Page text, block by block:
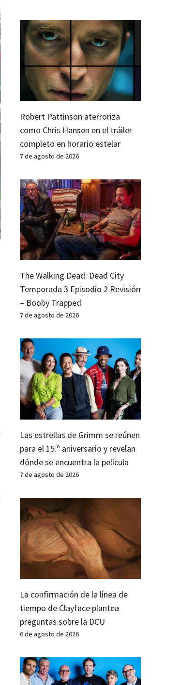
Robert Pattinson aterroriza
como Chris Hansen en el tráiler
completo en horario estelar
7 de agosto de 2026
The Walking Dead: Dead City
Temporada 3 Episodio 2 Revisión
– Booby Trapped
7 de agosto de 2026
Las estrellas de Grimm se reúnen
para el 15.º aniversario y revelan
dónde se encuentra la película
7 de agosto de 2026
La confirmación de la línea de
tiempo de Clayface plantea
preguntas sobre la DCU
6 de agosto de 2026